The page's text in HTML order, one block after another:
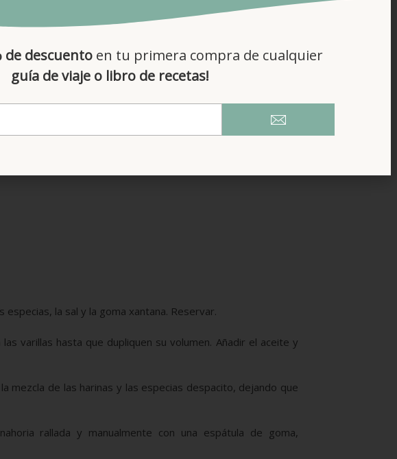
en polvo
gr sal
rallada
relleno
la sal y la goma xantana. Reservar.
varillas hasta que dupliquen su volumen. Añadir el aceite y
mezcla de las harinas y las especias despacito, dejando que
rallada y manualmente con una espátula de goma,
de descuento en tu primera compra de cualquier
guía de viaje o libro de recetas!